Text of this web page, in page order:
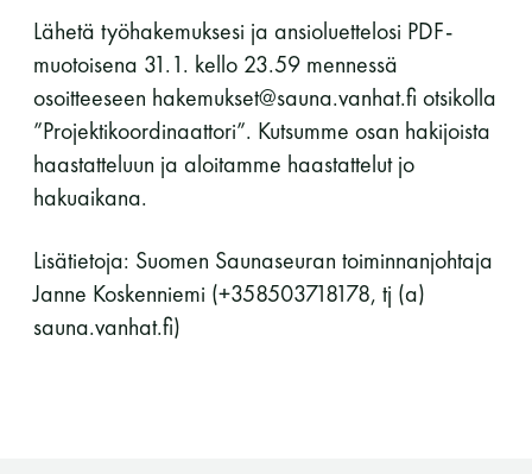
LUE LISÄÄ
Lähetä työhakemuksesi ja ansioluettelosi PDF-
muotoisena 31.1. kello 23.59 mennessä
osoitteeseen hakemukset@sauna.vanhat.fi otsikolla
”Projektikoordinaattori”. Kutsumme osan hakijoista
haastatteluun ja aloitamme haastattelut jo
hakuaikana.
Lisätietoja: Suomen Saunaseuran toiminnanjohtaja
Janne Koskenniemi (+358503718178, tj (a)
sauna.vanhat.fi)